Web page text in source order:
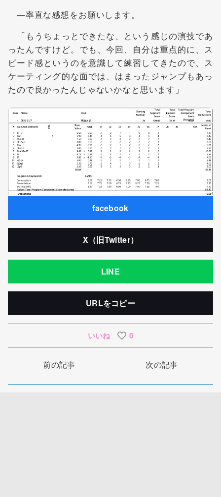
―率直な感想をお願いします。
「もうちょっとできたな、という感じの演技であ
ったんですけど。でも、今回、自分は重点的に、ス
ピード感というのを意識して練習してきたので、ス
ケーティング的な面では、はまったジャンプもあっ
たので良かったんじゃないかなと思います」
facebook
X（旧Twitter）
LINE
URLをコピー
いいね 0
前の記事 次の記事